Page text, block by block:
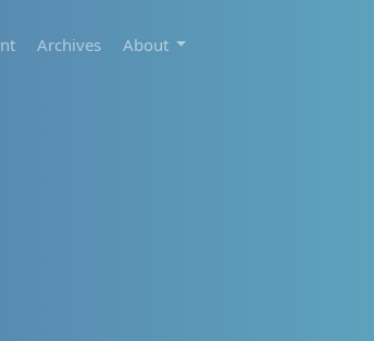
Archives About